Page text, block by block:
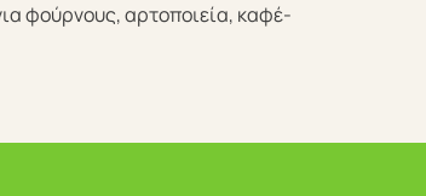
φούρνους, αρτοποιεία, καφέ-